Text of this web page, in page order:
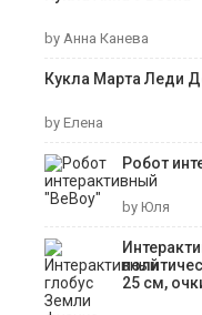
by Анна Канева
Кукла Марта Леди
by Елена
Робот
by Юля
25 см,